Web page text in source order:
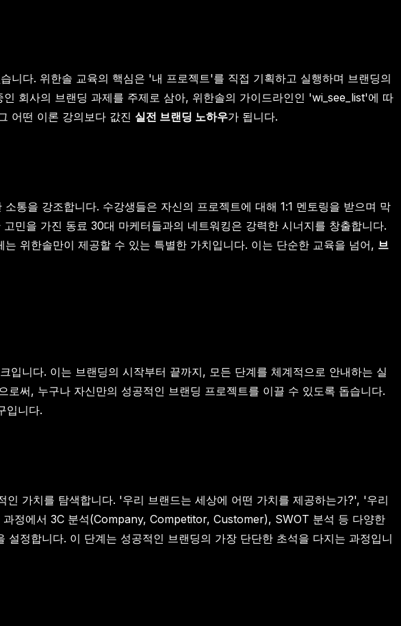
니다. 위한솔 교육의 핵심은 '내 프로젝트'를 직접 기획하고 실행하며 브랜딩의
회사의 브랜딩 과제를 주제로 삼아, 위한솔의 가이드라인인 'wi_see_list'에 따
어떤 이론 강의보다 값진 실전 브랜딩 노하우가 됩니다.
통을 강조합니다. 수강생들은 자신의 프로젝트에 대해 1:1 멘토링을 받으며 막
민을 가진 동료 30대 마케터들과의 네트워킹은 강력한 시너지를 창출합니다.
위한솔만이 제공할 수 있는 특별한 가치입니다. 이는 단순한 교육을 넘어, 브
니다. 이는 브랜딩의 시작부터 끝까지, 모든 단계를 체계적으로 안내하는 실
써, 누구나 자신만의 성공적인 브랜딩 프로젝트를 이끌 수 있도록 돕습니다.
입니다.
가치를 탐색합니다. '우리 브랜드는 세상에 어떤 가치를 제공하는가?', '우리
정에서 3C 분석(Company, Competitor, Customer), SWOT 분석 등 다양한
정합니다. 이 단계는 성공적인 브랜딩의 가장 단단한 초석을 다지는 과정입니